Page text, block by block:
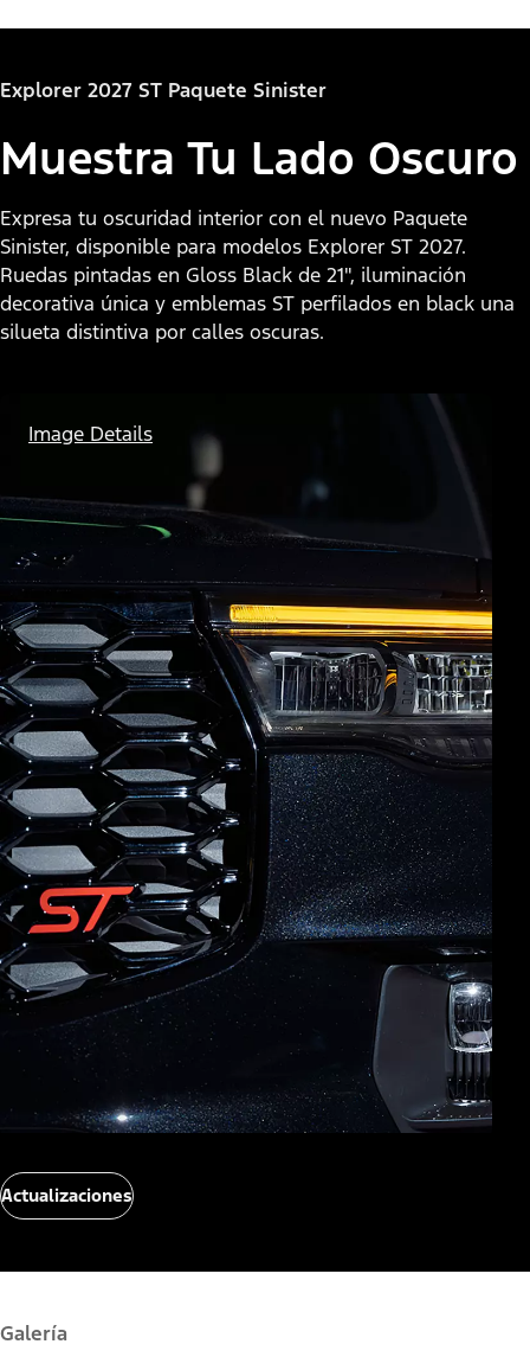
una
Explorer® Active
Explorer 2027 ST Paquete Sinister
Muestra Tu Lado Oscuro
Expresa tu oscuridad interior con el nuevo Paquete
Sinister, disponible para modelos Explorer ST 2027.
Ruedas pintadas en Gloss Black de 21", iluminación
decorativa única y emblemas ST perfilados en black una
silueta distintiva por calles oscuras.
Image Details
Actualizaciones
Galería